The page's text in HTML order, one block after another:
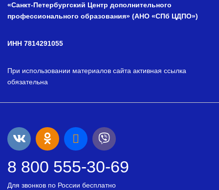
«Санкт-Петербургский Центр дополнительного
профессионального образования» (АНО «СПб ЦДПО»)
ИНН 7814291055
При использовании материалов сайта активная ссылка
обязательна
8 800 555-30-69
Для звонков по России бесплатно